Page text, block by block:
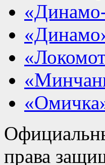
права